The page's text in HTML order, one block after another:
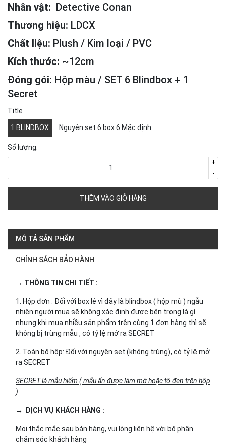
Nhân vật: Detective Conan
Thương hiệu: LDCX
Chất liệu: Plush / Kim loại / PVC
Kích thước: ~12cm
Đóng gói: Hộp màu / SET 6 Blindbox + 1
Secret
Title
1 BLINDBOX Nguyên set 6 box 6 Mặc định
Số lượng:
-
+
THÊM VÀO GIỎ HÀNG
MÔ TẢ SẢN PHẨM
CHÍNH SÁCH BẢO HÀNH
→ THÔNG TIN CHI TIẾT :
1. Hộp đơn : Đối với box lẻ vì đây là blindbox ( hộp mù ) ngẫu
nhiên người mua sẽ không xác định được bên trong là gì
nhưng khi mua nhiều sản phẩm trên cùng 1 đơn hàng thì sẽ
không bị trùng mẫu , có tỷ lệ mở ra SECRET
2. Toàn bộ hộp: Đối với nguyên set (không trùng), có tỷ lệ mở
ra SECRET
SECRET là mẫu hiếm ( mẫu ẩn được làm mờ hoặc tô đen trên hộp
)
→ DỊCH VỤ KHÁCH HÀNG :
Mọi thắc mắc sau bán hàng, vui lòng liên hệ với bộ phận
chăm sóc khách hàng